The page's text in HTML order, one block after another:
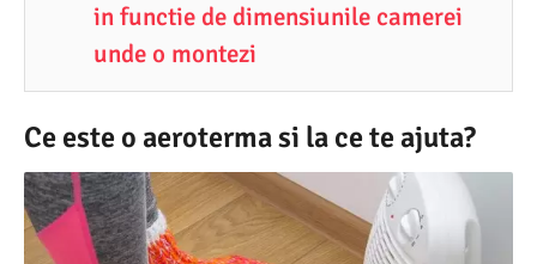
in functie de dimensiunile camerei
unde o montezi
Ce este o aeroterma si la ce te ajuta?